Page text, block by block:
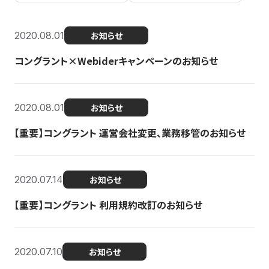
2020.08.01 お知らせ
コングラント×Webiderキャンペーンのお知らせ
2020.08.01 お知らせ
【重要】コングラント 運営会社変更、業務移管のお知らせ
2020.07.14 お知らせ
【重要】コングラント 利用規約改訂のお知らせ
2020.07.10 お知らせ